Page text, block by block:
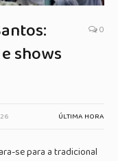
shows
0
ÚLTIMA HORA
se para a tradicional